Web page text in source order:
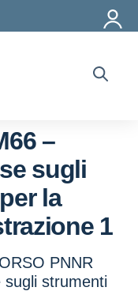
–
sugli
la
1
PNNR
strumenti